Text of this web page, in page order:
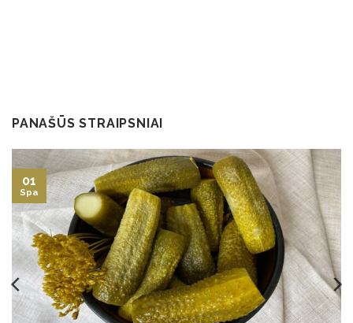
PANAŠŪS STRAIPSNIAI
01
Spa